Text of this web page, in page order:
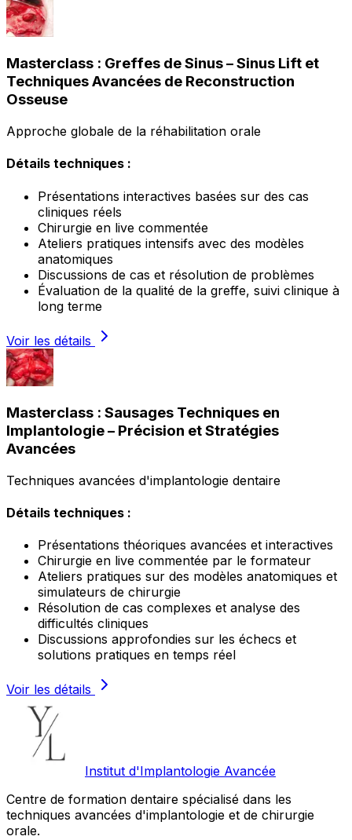
Masterclass : Greffes de Sinus – Sinus Lift et
Techniques Avancées de Reconstruction
Osseuse
Approche globale de la réhabilitation orale
Détails techniques :
Présentations interactives basées sur des cas
cliniques réels
Chirurgie en live commentée
Ateliers pratiques intensifs avec des modèles
anatomiques
Discussions de cas et résolution de problèmes
Évaluation de la qualité de la greffe, suivi clinique à
long terme
Voir les détails
Masterclass : Sausages Techniques en
Implantologie – Précision et Stratégies
Avancées
Techniques avancées d'implantologie dentaire
Détails techniques :
Présentations théoriques avancées et interactives
Chirurgie en live commentée par le formateur
Ateliers pratiques sur des modèles anatomiques et
simulateurs de chirurgie
Résolution de cas complexes et analyse des
difficultés cliniques
Discussions approfondies sur les échecs et
solutions pratiques en temps réel
Voir les détails
Institut d'Implantologie Avancée
Centre de formation dentaire spécialisé dans les
techniques avancées d'implantologie et de chirurgie
orale.